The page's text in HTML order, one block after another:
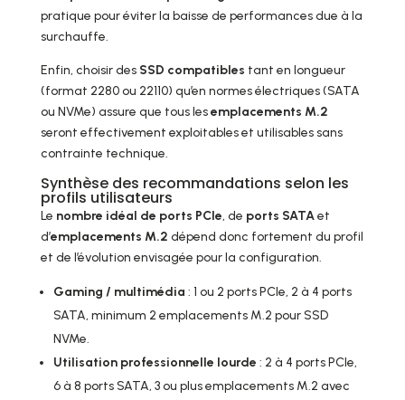
pratique pour éviter la baisse de performances due à la
surchauffe.
Enfin, choisir des SSD compatibles tant en longueur
(format 2280 ou 22110) qu’en normes électriques (SATA
ou NVMe) assure que tous lesemplacements M.2
seront effectivement exploitables et utilisables sans
contrainte technique.
Synthèse des recommandations selon les
profils utilisateurs
Le nombre idéal de ports PCIe, de ports SATAet
d’emplacements M.2 dépend donc fortement du profil
et de l’évolution envisagée pour la configuration.
Gaming / multimédia : 1 ou 2 ports PCIe, 2 à 4 ports
SATA, minimum 2 emplacements M.2 pour SSD
NVMe.
Utilisation professionnelle lourde : 2 à 4 ports PCIe,
6 à 8 ports SATA, 3 ou plus emplacements M.2 avec